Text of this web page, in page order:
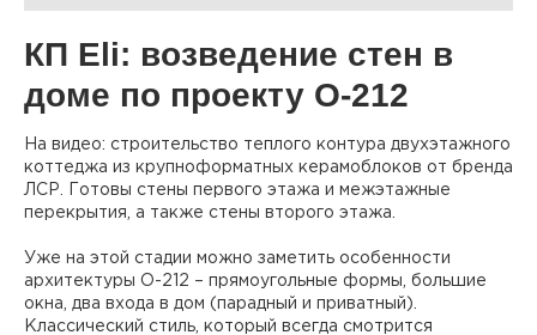
КП Eli: возведение стен в
доме по проекту О-212
На видео: строительство теплого контура двухэтажного
коттеджа из крупноформатных керамоблоков от бренда
ЛСР. Готовы стены первого этажа и межэтажные
перекрытия, а также стены второго этажа.
Уже на этой стадии можно заметить особенности
архитектуры О-212 – прямоугольные формы, большие
окна, два входа в дом (парадный и приватный).
Классический стиль, который всегда смотрится